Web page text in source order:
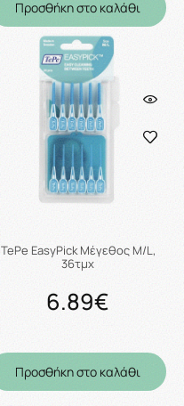
Προσθήκη στο καλάθι
TePe EasyPick Μέγεθος M/L,
36τμχ
6.89€
Προσθήκη στο καλάθι